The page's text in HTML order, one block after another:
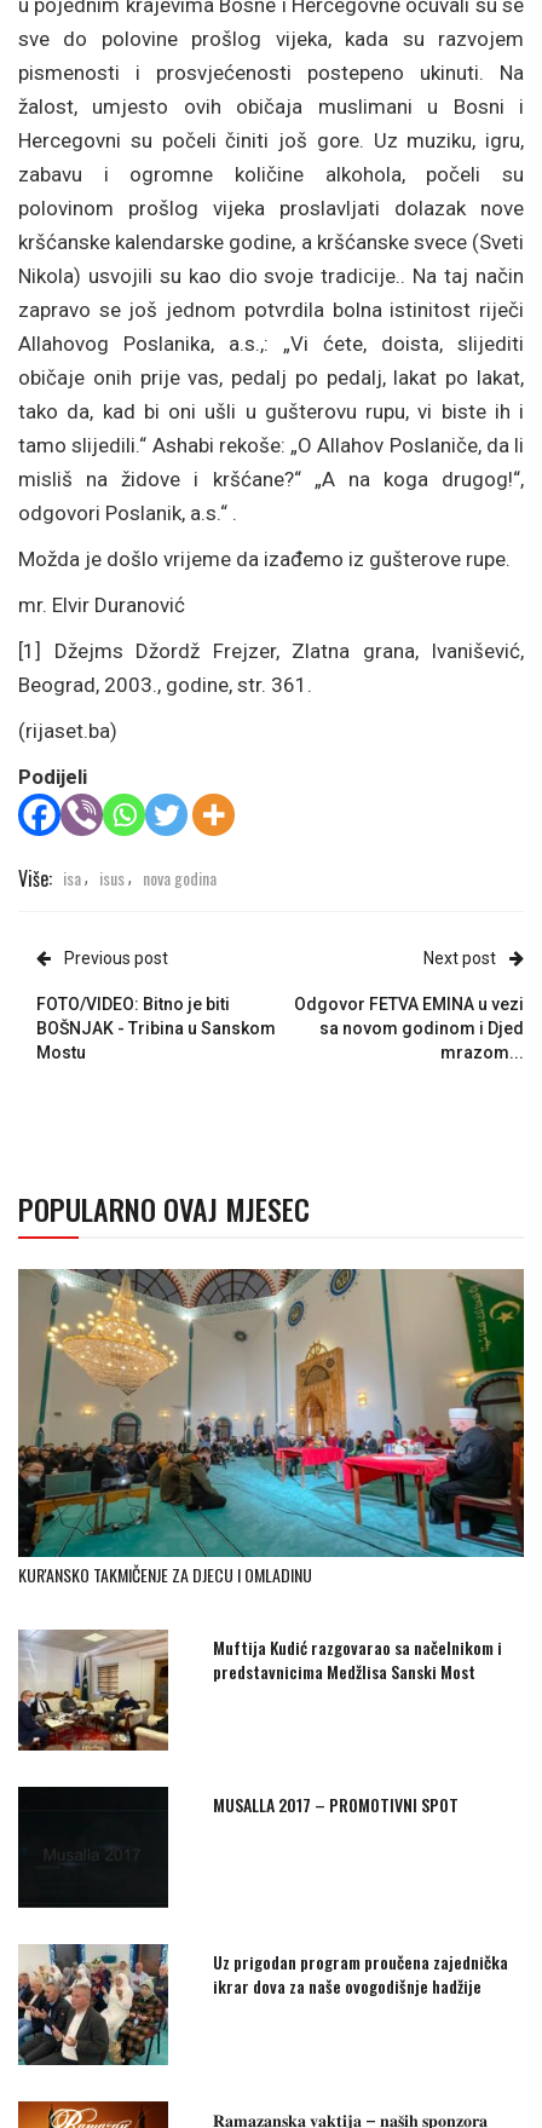
u pojednim krajevima Bosne i Hercegovne očuvali su se
sve do polovine prošlog vijeka, kada su razvojem
pismenosti i prosvjećenosti postepeno ukinuti. Na
žalost, umjesto ovih običaja muslimani u Bosni i
Hercegovni su počeli činiti još gore. Uz muziku, igru,
zabavu i ogromne količine alkohola, počeli su
polovinom prošlog vijeka proslavljati dolazak nove
kršćanske kalendarske godine, a kršćanske svece (Sveti
Nikola) usvojili su kao dio svoje tradicije.. Na taj način
zapravo se još jednom potvrdila bolna istinitost riječi
Allahovog Poslanika, a.s.,: „Vi ćete, doista, slijediti
običaje onih prije vas, pedalj po pedalj, lakat po lakat,
tako da, kad bi oni ušli u gušterovu rupu, vi biste ih i
tamo slijedili.“ Ashabi rekoše: „O Allahov Poslaniče, da li
misliš na židove i kršćane?“ „A na koga drugog!“,
odgovori Poslanik, a.s.“ .
Možda je došlo vrijeme da izađemo iz gušterove rupe.
mr. Elvir Duranović
[1] Džejms Džordž Frejzer, Zlatna grana, Ivanišević,
Beograd, 2003., godine, str. 361.
(rijaset.ba)
Podijeli
Više: isa, isus, nova godina
Previous post
FOTO/VIDEO: Bitno je biti
BOŠNJAK - Tribina u Sanskom
Mostu
Next post
Odgovor FETVA EMINA u vezi
sa novom godinom i Djed
mrazom...
POPULARNO OVAJ MJESEC
KUR'ANSKO TAKMIČENJE ZA DJECU I OMLADINU
Muftija Kudić razgovarao sa načelnikom i
predstavnicima Medžlisa Sanski Most
MUSALLA 2017 – PROMOTIVNI SPOT
Uz prigodan program proučena zajednička
ikrar dova za naše ovogodišnje hadžije
𝐑𝐚𝐦𝐚𝐳𝐚𝐧𝐬𝐤𝐚 𝐯𝐚𝐤𝐭𝐢𝐣𝐚 – 𝐧𝐚𝐬̌𝐢𝐡 𝐬𝐩𝐨𝐧𝐳𝐨𝐫𝐚